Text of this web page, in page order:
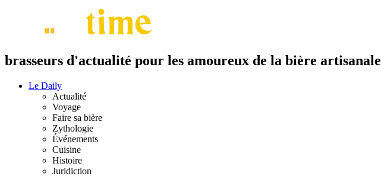
brasseurs d'actualité pour les amoureux de la bière artisanale
Le Daily
Actualité
Voyage
Faire sa bière
Zythologie
Événements
Cuisine
Histoire
Juridiction